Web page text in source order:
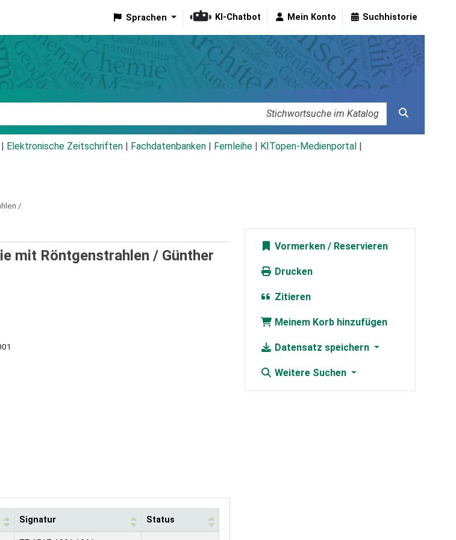
Sprachen KI-Chatbot Mein Konto Suchhistorie
Elektronische Zeitschriften Fachdatenbanken Fernleihe KITopen-Medienportal
/
mit Röntgenstrahlen / Günther
Signatur Status
Vormerken
Drucken
Zitieren
Meinem Korb hinzufügen
Datensatz speichern
Weitere Suchen